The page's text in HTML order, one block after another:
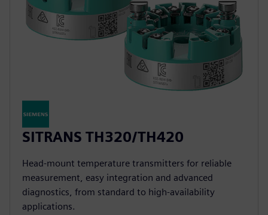
SITRANS TH320/TH420
Head-mount temperature transmitters for reliable
measurement, easy integration and advanced
diagnostics, from standard to high-availability
applications.